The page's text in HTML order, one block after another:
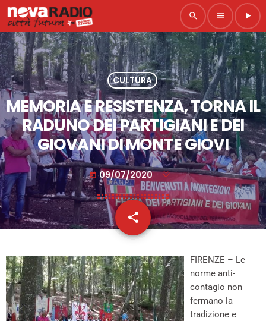
search menu play_arrow
CULTURA
MEMORIA E RESISTENZA, TORNA IL
RADUNO DEI PARTIGIANI E DEI
GIOVANI DI MONTE GIOVI
today 09/07/2020
share
email
FIRENZE – Le
norme anti-
contagio non
fermano la
tradizione e